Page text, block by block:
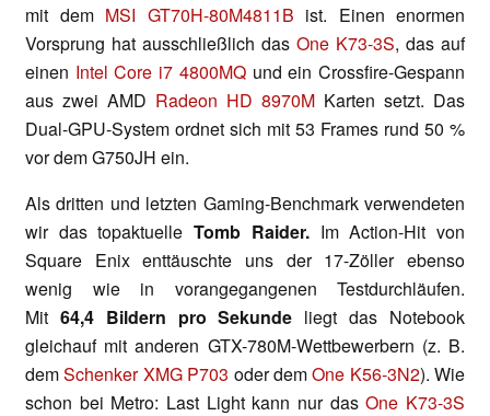
mit dem MSI GT70H-80M4811B ist. Einen enormen
Vorsprung hat ausschließlich das One K73-3S, das auf
einen Intel Core i7 4800MQund ein Crossfire-Gespann
aus zwei AMD Radeon HD 8970M Karten setzt. Das
Dual-GPU-System ordnet sich mit 53 Frames rund 50 %
vor dem G750JH ein.
Als dritten und letzten Gaming-Benchmark verwendeten
wir das topaktuelleTomb Raider.Im Action-Hit von
Square Enix enttäuschte uns der 17-Zöller ebenso
wenig wie in vorangegangenen Testdurchläufen.
Mit 64,4 Bildern pro Sekunde liegt das Notebook
gleichauf mit anderen GTX-780M-Wettbewerbern (z. B.
demSchenker XMG P703 oder demOne K56-3N2). Wie
schon bei Metro: Last Light kann nur dasOne K73-3S